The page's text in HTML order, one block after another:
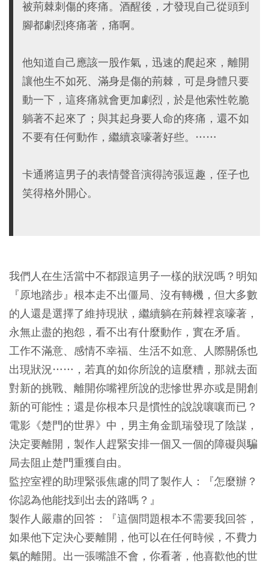
被荊棘刺傷的疼痛。酒醒後，才發現自己從頭到
腳都劇烈疼痛著，痛啊。
他知道自己應該一股作氣，迅速的爬起來，離開
讓他生不如死、滿身是傷的荊棘，可是身體只要
動一下，這疼痛就會更加劇烈，於是他索性乾脆
躺著不起來了；與其起身要人命的疼痛，還不如
不要有任何動作，繼續哀嚎著好些。……
卡通將這男子的表情聲音演得誇張逗趣，侄子也
笑得格外開心。
我們人在生活當中不都跟這男子一樣的狀況嗎？明知
『原地踏步』根本走不出僵局、沒有轉機，但大多數
的人還是選擇了維持現狀，繼續躺在荊棘裡哀嚎著，
永無止盡的抱怨，看不出有什麼動作，實在矛盾。
工作不滿意、感情不幸福、生活不如意、人際關係也
出現狀況……，若真的如你所說的這麼糟，那就去面
對新的挑戰、離開你嘴裡所說的悲慘世界亦或是開創
新的可能性；還是你根本只是慣性的說說嚷嚷而已？
電影《楚門的世界》中，男主角金凱瑞發現了陰謀，
決定要離開，製作人趕緊安排一個又一個的障礙與騙
局去阻止楚門重獲自由。
監控室裡的助理緊張焦慮的問了製作人：『怎麼辦？
你認為他能找到出去的路嗎？』
製作人嚴肅的回答：『這個問題根本不需要我回答，
如果他下定決心要離開，他可以在任何時候，不費力
氣的離開。出一張嘴誰不會，你看著，他喜歡他的世